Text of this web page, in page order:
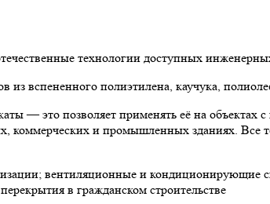
технологии доступных
вспененного полиэтилена, каучука,
— это позволяет применять её на
коммерческих и промышленных зданиях. Все
вентиляционные и кондиционирующие
в гражданском строительстве